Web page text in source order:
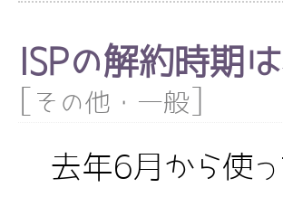
ISPの解約時期
その他・一般
去年6月から使